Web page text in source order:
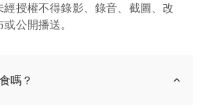
經授權不得錄影、錄音、截圖、改
公開播送。
嗎？